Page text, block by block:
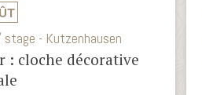
- Kutzenhausen
: cloche décorative